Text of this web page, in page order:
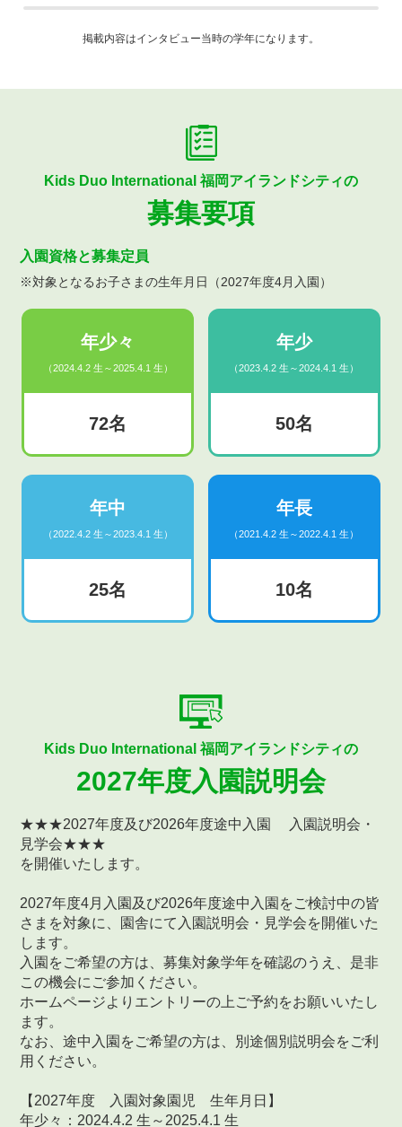
掲載内容はインタビュー当時の学年になります。
Kids Duo International 福岡アイランドシティの
募集要項
入園資格と募集定員
※対象となるお子さまの生年月日（2027年度4月入園）
年少々
（2024.4.2 生～2025.4.1 生）
72名
年少
（2023.4.2 生～2024.4.1 生）
50名
年中
（2022.4.2 生～2023.4.1 生）
25名
年長
（2021.4.2 生～2022.4.1 生）
10名
Kids Duo International 福岡アイランドシティの
2027年度入園説明会
★★★2027年度及び2026年度途中入園 入園説明会・
見学会★★★
を開催いたします。
2027年度4月入園及び2026年度途中入園をご検討中の皆
さまを対象に、園舎にて入園説明会・見学会を開催いた
します。
入園をご希望の方は、募集対象学年を確認のうえ、是非
この機会にご参加ください。
ホームページよりエントリーの上ご予約をお願いいたし
ます。
なお、途中入園をご希望の方は、別途個別説明会をご利
用ください。
【2027年度 入園対象園児 生年月日】
年少々：2024.4.2 生～2025.4.1 生